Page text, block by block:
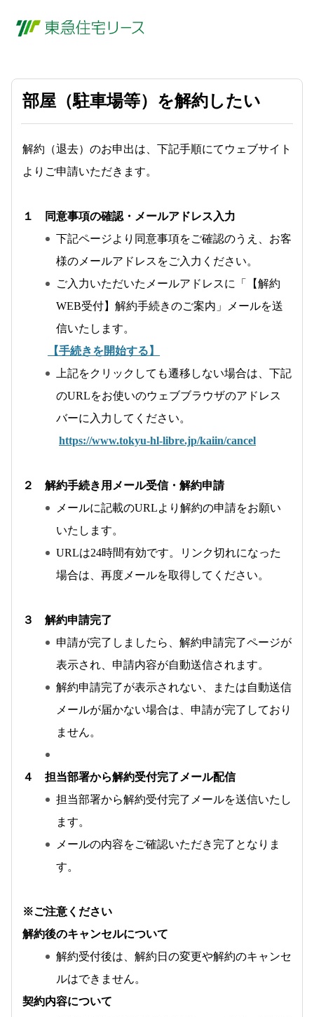
部屋（駐車場等）を解約したい
解約（退去）のお申出は、下記手順にてウェブサイト
よりご申請いただきます。
１ 同意事項の確認・メールアドレス入力
下記ページより同意事項をご確認のうえ、お客
様のメールアドレスをご入力ください。
ご入力いただいたメールアドレスに「【解約
WEB受付】解約手続きのご案内」メールを送
信いたします。
【手続きを開始する】
上記をクリックしても遷移しない場合は、下記
のURLをお使いのウェブブラウザのアドレス
バーに入力してください。
https://www.tokyu-hl-libre.jp/kaiin/cancel
２ 解約手続き用メール受信・解約申請
メールに記載のURLより解約の申請をお願い
いたします。
URLは24時間有効です。リンク切れになった
場合は、再度メールを取得してください。
３ 解約申請完了
申請が完了しましたら、解約申請完了ページが
表示され、申請内容が自動送信されます。
解約申請完了が表示されない、または自動送信
メールが届かない場合は、申請が完了しており
ません。
４ 担当部署から解約受付完了メール配信
担当部署から解約受付完了メールを送信いたし
ます。
メールの内容をご確認いただき完了となりま
す。
※ご注意ください
解約後のキャンセルについて
解約受付後は、解約日の変更や解約のキャンセ
ルはできません。
契約内容について